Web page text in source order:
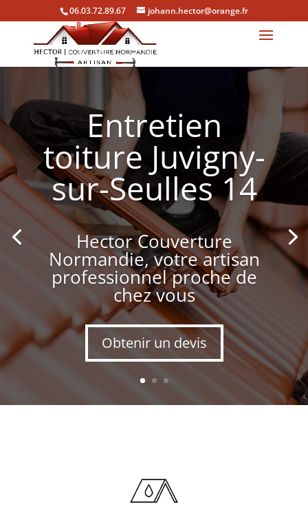
06.03.72.89.67 johann.hector@orange.fr
Entretien
toiture Juvigny-
sur-Seulles 14
Hector Couverture
Normandie, votre artisan
professionnel proche de
chez vous
Obtenir un devis